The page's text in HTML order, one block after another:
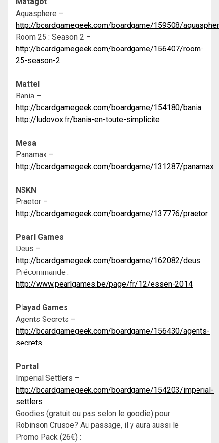
Aquasphere –
http://boardgamegeek.com/boardgame/159508/
Room 25 : Season 2 –
http://boardgamegeek.com/boardgame/156407/room-
25-season-2
Mattel
Bania –
http://boardgamegeek.com/boardgame/154180/bania
http://ludovox.fr/bania-en-toute-simplicite
Mesa
Panamax –
http://boardgamegeek.com/boardgame/131287/panamax
NSKN
Praetor –
http://boardgamegeek.com/boardgame/137776/praetor
Pearl Games
Deus –
http://boardgamegeek.com/boardgame/162082/deus
Précommande :
http://www.pearlgames.be/page/fr/12/essen-2014
Playad Games
Agents Secrets –
http://boardgamegeek.com/boardgame/156430/agents-
secrets
Portal
Imperial Settlers –
http://boardgamegeek.com/boardgame/154203/imperial-
settlers
Goodies (gratuit ou pas selon le goodie) pour
Robinson Crusoe? Au passage, il y aura aussi le
Promo Pack (26€) :